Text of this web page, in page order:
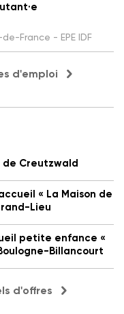
France - EPE IDF
d'emploi
Creutzwald
« La Maison de
Lieu
petite enfance «
Billancourt
d'offres